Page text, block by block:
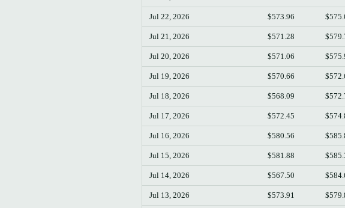
Jul 22, 2026 $573.96
Jul 21, 2026 $571.28
Jul 20, 2026 $571.06
Jul 19, 2026 $570.66
Jul 18, 2026 $568.09
Jul 17, 2026 $572.45
Jul 16, 2026 $580.56
Jul 15, 2026 $581.88
Jul 14, 2026 $567.50
Jul 13, 2026 $573.91